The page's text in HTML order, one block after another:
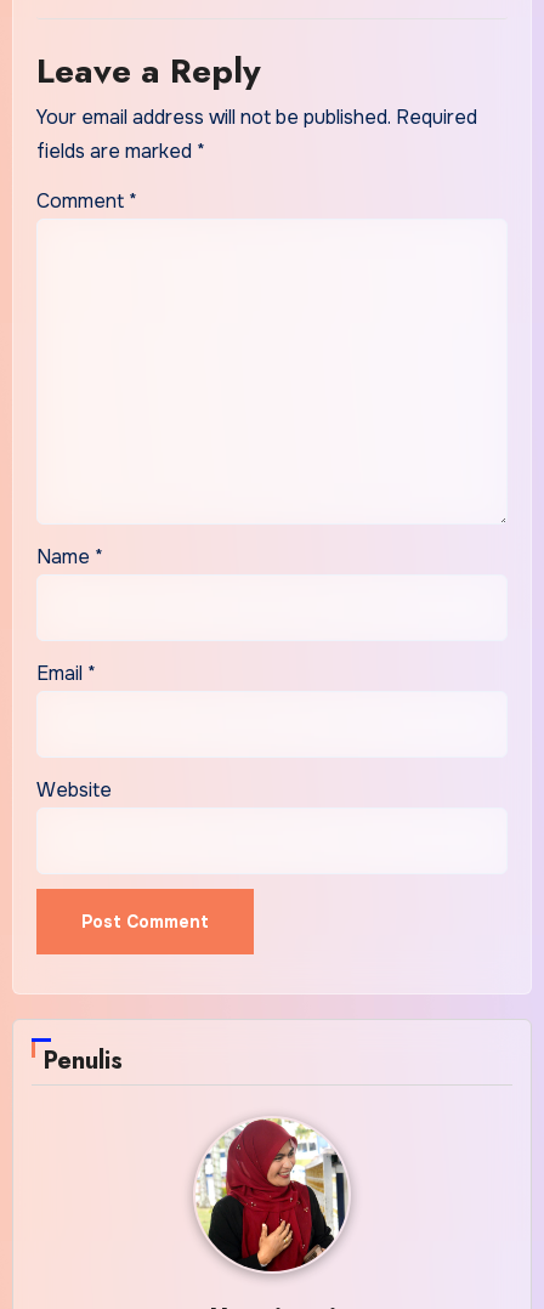
Leave a Reply
Your email address will not be published. Required
fields are marked *
Comment *
Name *
Email *
Website
Penulis